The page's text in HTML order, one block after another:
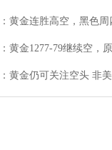
黄金连胜高空，黑色周
黄金1277-79继续空，
黄金仍可关注空头 非